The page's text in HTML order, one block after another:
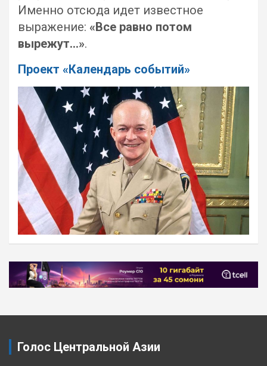
Именно отсюда идет известное
выражение: «Все равно потом
вырежут…».
Проект «Календарь событий»
Навигация
по
Голос Центральной Азии